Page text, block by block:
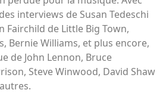
interviews de Susan Tedeschi
Fairchild de Little Big Town,
Bernie Williams, et plus encore,
de John Lennon, Bruce
Steve Winwood, David Shaw